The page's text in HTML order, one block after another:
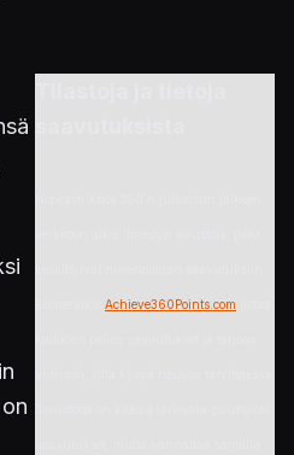
Achieve360Points.com